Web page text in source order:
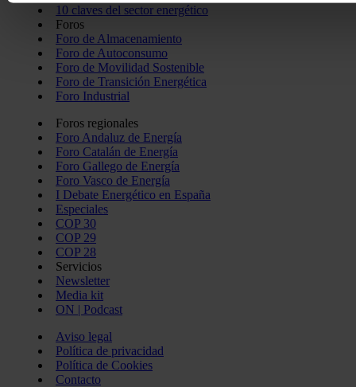
de cookies.
Las cookies de este sitio web se usan para personalizar el
redes sociales y analizar el tráfico. Además, compartimos
con nuestros partners de redes sociales, publicidad y
información que les haya proporcionado o que hayan
servicios.
10 claves del sector energético
Foros
Foro de Almacenamiento
Foro de Autoconsumo
Foro de Movilidad Sostenible
Foro de Transición Energética
Foro Industrial
Foros regionales
Foro Andaluz de Energía
Foro Catalán de Energía
Foro Gallego de Energía
Foro Vasco de Energía
I Debate Energético en España
Especiales
COP 30
COP 29
COP 28
Servicios
Newsletter
Media kit
ON | Podcast
Aviso legal
Política de privacidad
Política de Cookies
Contacto